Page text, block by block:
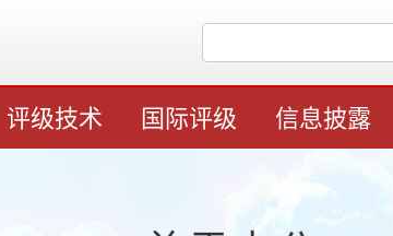
评级技术 国际评级 信息披露